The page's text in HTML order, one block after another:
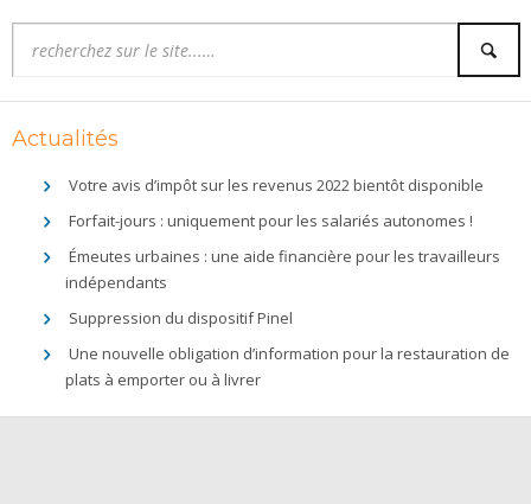
Actualités
Votre avis d’impôt sur les revenus 2022 bientôt disponible
Forfait-jours : uniquement pour les salariés autonomes !
Émeutes urbaines : une aide financière pour les travailleurs
indépendants
Suppression du dispositif Pinel
Une nouvelle obligation d’information pour la restauration de
plats à emporter ou à livrer